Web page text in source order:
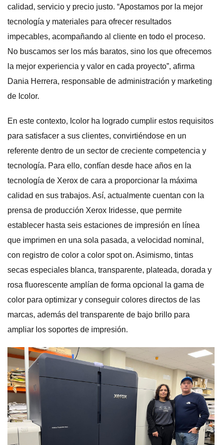
calidad, servicio y precio justo. “Apostamos por la mejor
tecnología y materiales para ofrecer resultados
impecables, acompañando al cliente en todo el proceso.
No buscamos ser los más baratos, sino los que ofrecemos
la mejor experiencia y valor en cada proyecto”, afirma
Dania Herrera, responsable de administración y marketing
de Icolor.
En este contexto, Icolor ha logrado cumplir estos requisitos
para satisfacer a sus clientes, convirtiéndose en un
referente dentro de un sector de creciente competencia y
tecnología. Para ello, confían desde hace años en la
tecnología de Xerox de cara a proporcionar la máxima
calidad en sus trabajos. Así, actualmente cuentan con la
prensa de producción Xerox Iridesse, que permite
establecer hasta seis estaciones de impresión en línea
que imprimen en una sola pasada, a velocidad nominal,
con registro de color a color spot on. Asimismo, tintas
secas especiales blanca, transparente, plateada, dorada y
rosa fluorescente amplían de forma opcional la gama de
color para optimizar y conseguir colores directos de las
marcas, además del transparente de bajo brillo para
ampliar los soportes de impresión.